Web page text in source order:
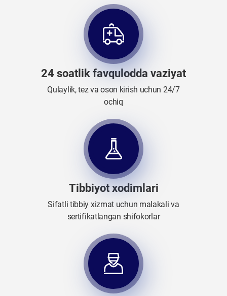
24 soatlik favqulodda vaziyat
Qulaylik, tez va oson kirish uchun 24/7
ochiq
Tibbiyot xodimlari
Sifatli tibbiy xizmat uchun malakali va
sertifikatlangan shifokorlar